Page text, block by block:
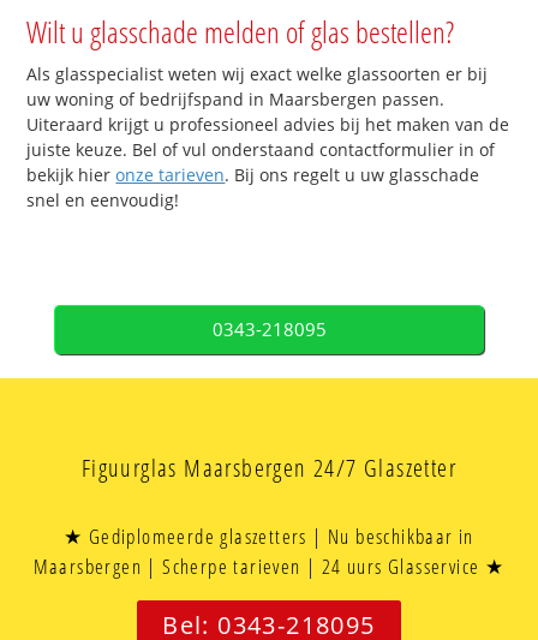
Wilt u glasschade melden of glas bestellen?
Als glasspecialist weten wij exact welke glassoorten er bij
uw woning of bedrijfspand in Maarsbergen passen.
Uiteraard krijgt u professioneel advies bij het maken van de
juiste keuze. Bel of vul onderstaand contactformulier in of
bekijk hieronze tarieven. Bij ons regelt u uw glasschade
snel en eenvoudig!
0343-218095
Figuurglas Maarsbergen 24/7 Glaszetter
★ Gediplomeerde glaszetters | Nu beschikbaar in
Maarsbergen | Scherpe tarieven | 24 uurs Glasservice ★
Bel: 0343-218095